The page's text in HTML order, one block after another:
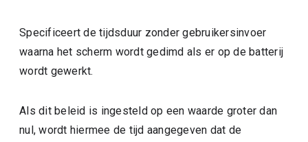
Specificeert de tijdsduur zonder gebruikersinvoer
waarna het scherm wordt gedimd als er op de batterij
wordt gewerkt.
Als dit beleid is ingesteld op een waarde groter dan
nul, wordt hiermee de tijd aangegeven dat de